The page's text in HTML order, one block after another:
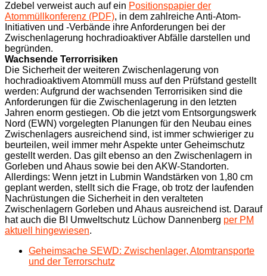
Zdebel verweist auch auf ein Positionspapier der
Atommüllkonferenz (PDF), in dem zahlreiche Anti-Atom-
Initiativen und -Verbände ihre Anforderungen bei der
Zwischenlagerung hochradioaktiver Abfälle darstellen und
begründen.
Wachsende Terrorrisiken
Die Sicherheit der weiteren Zwischenlagerung von
hochradioaktivem Atommüll muss auf den Prüfstand gestellt
werden: Aufgrund der wachsenden Terrorrisiken sind die
Anforderungen für die Zwischenlagerung in den letzten
Jahren enorm gestiegen. Ob die jetzt vom Entsorgungswerk
Nord (EWN) vorgelegten Planungen für den Neubau eines
Zwischenlagers ausreichend sind, ist immer schwieriger zu
beurteilen, weil immer mehr Aspekte unter Geheimschutz
gestellt werden. Das gilt ebenso an den Zwischenlagern in
Gorleben und Ahaus sowie bei den AKW-Standorten.
Allerdings: Wenn jetzt in Lubmin Wandstärken von 1,80 cm
geplant werden, stellt sich die Frage, ob trotz der laufenden
Nachrüstungen die Sicherheit in den veralteten
Zwischenlagern Gorleben und Ahaus ausreichend ist. Darauf
hat auch die BI Umweltschutz Lüchow Dannenberg per PM
aktuell hingewiesen.
Geheimsache SEWD: Zwischenlager, Atomtransporte
und der Terrorschutz